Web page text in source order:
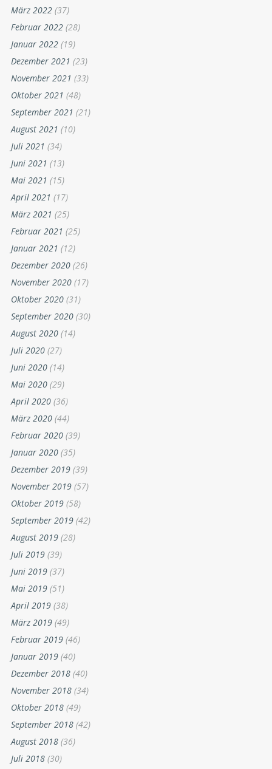
März 2022 (37)
Februar 2022 (28)
Januar 2022 (19)
Dezember 2021 (23)
November 2021 (33)
Oktober 2021 (48)
September 2021 (21)
August 2021 (10)
Juli 2021 (34)
Juni 2021 (13)
Mai 2021 (15)
April 2021 (17)
März 2021 (25)
Februar 2021 (25)
Januar 2021 (12)
Dezember 2020 (26)
November 2020 (17)
Oktober 2020 (31)
September 2020 (30)
August 2020 (14)
Juli 2020 (27)
Juni 2020 (14)
Mai 2020 (29)
April 2020 (36)
März 2020 (44)
Februar 2020 (39)
Januar 2020 (35)
Dezember 2019 (39)
November 2019 (57)
Oktober 2019 (58)
September 2019 (42)
August 2019 (28)
Juli 2019 (39)
Juni 2019 (37)
Mai 2019 (51)
April 2019 (38)
März 2019 (49)
Februar 2019 (46)
Januar 2019 (40)
Dezember 2018 (40)
November 2018 (34)
Oktober 2018 (49)
September 2018 (42)
August 2018 (36)
Juli 2018 (30)